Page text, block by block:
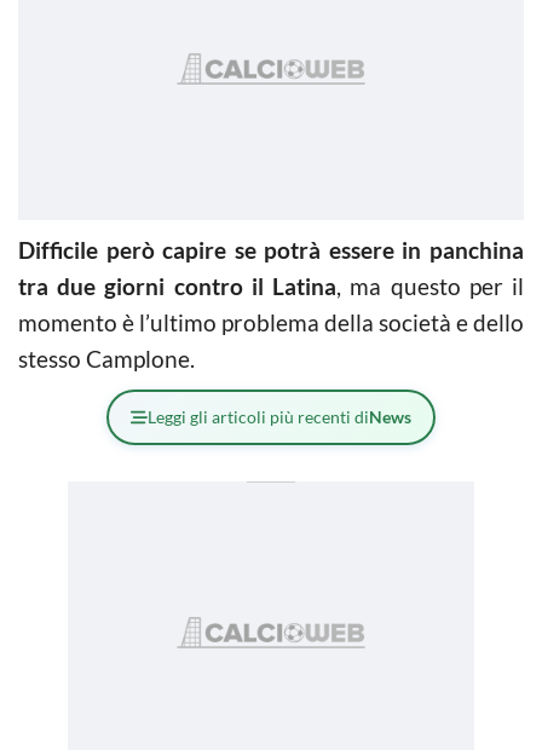
Difficile però capire se potrà essere in panchina
tra due giorni contro il Latina, ma questo per il
momento è l’ultimo problema della società e dello
stesso Camplone.
Leggi gli articoli più recenti diNews